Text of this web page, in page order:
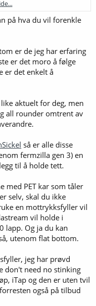
i Snub Nose. Kan jeg
vil koste?
jeg en beergun eller
på hva du vil forenkle
er de jeg har erfaring
er det moro å følge
er det enkelt å
aktuelt for deg, men
all rounder omtrent av
så er alle disse
fermzilla gen 3) en
til å holde tett.
med PET kar som tåler
selv, skal du ikke
en mottrykksfyller vil
vil holde i
lapp. Og ja du kan
utenom flat bottom.
jeg har prøvd
don't need no stinking
iTap og den er uten tvil
også på tilbud